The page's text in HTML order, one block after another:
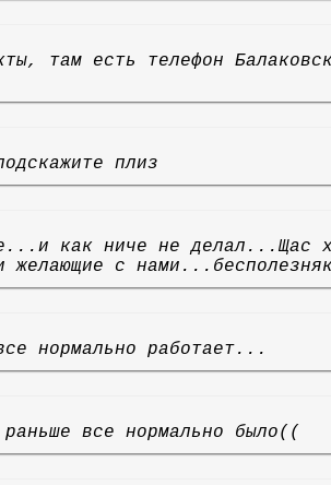
там есть телефон
плиз
как ниче не делал...Щас
желающие с
нормально работает...
все нормально было((